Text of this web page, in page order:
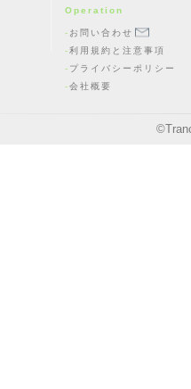
Operation
お問い合わせ
利用規約と注意事項
プライバシーポリシー
会社概要
©